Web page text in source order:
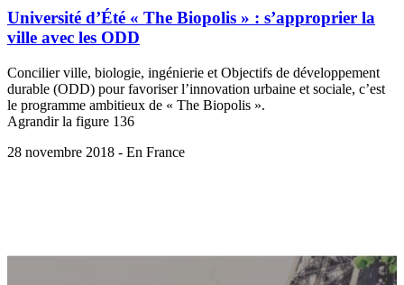
Université d’Été « The Biopolis » : s’approprier la
ville avec les ODD
Concilier ville, biologie, ingénierie et Objectifs de développement
durable (ODD) pour favoriser l’innovation urbaine et sociale, c’est
le programme ambitieux de « The Biopolis ».
Agrandir la figure 136
28 novembre 2018 - En France